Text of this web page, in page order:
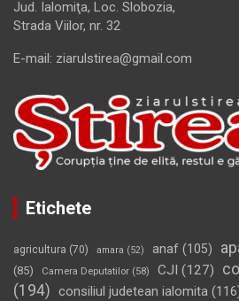
Jud. Ialomiţa, Loc. Slobozia,
Strada Viilor, nr. 32
E-mail: ziarulstirea@gmail.com
Etichete
agricultura (70) amara (52) anaf (105)
(85)
Camera Deputatilor (58) CJI (127)
(194) consiliul judetean ialomita